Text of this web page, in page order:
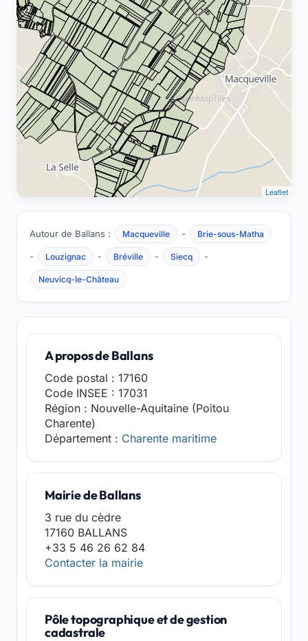
Leaflet
Autour de Ballans : Macqueville - Brie-sous-Matha
- Louzignac - Bréville - Siecq -
Neuvicq-le-Château
A propos de Ballans
Code postal : 17160
Code INSEE : 17031
Région : Nouvelle-Aquitaine (Poitou
Charente)
Département : Charente maritime
Mairie de Ballans
3 rue du cèdre
17160 BALLANS
+33 5 46 26 62 84
Contacter la mairie
Pôle topographique et de gestion
cadastrale